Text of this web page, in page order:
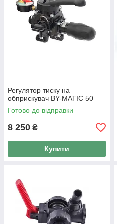
Регулятор тиску на
обприскувач BY-MATIC 50
Готово до відправки
8 250 ₴
Купити